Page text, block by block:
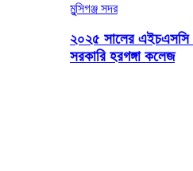
মুন্সিগঞ্জ সদর
২০২৫ সালের এইচএসসি
সরকারি হরগঙ্গা কলেজ